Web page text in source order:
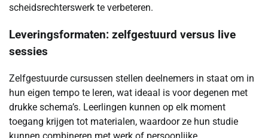
scheidsrechterswerk te verbeteren.
Leveringsformaten: zelfgestuurd versus live
sessies
Zelfgestuurde cursussen stellen deelnemers in staat om in
hun eigen tempo te leren, wat ideaal is voor degenen met
drukke schema’s. Leerlingen kunnen op elk moment
toegang krijgen tot materialen, waardoor ze hun studie